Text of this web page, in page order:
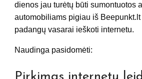
dienos jau turėtų būti sumontuotos
automobiliams pigiau iš
padangų vasarai ieškoti internetu.
Naudinga pasidomėti: